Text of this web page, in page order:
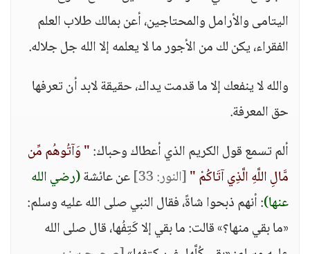
اليتامى والأرامل والمحتاجين، أعن بمالك طلاب العلم
الفقراء، يكن لك من الأجور ما لا يعلمه إلا الله جل جلاله.
والله لا ينفعك إلا ما قدمت يداك، حقيقة لابد أن تعرفها
حق المعرفة.
ألم تسمع قول الكريم الذي أعطاك وحباك:" وَآتُوهُم مِّن
مَّالِ اللَّهِ الَّذِي آتَاكُمْ "[النور: 33] عن عائشة(رضي الله
عنها): أنهم ذبحوا شاةً، فقال النبي صلى الله عليه وسلم:
«ما بقي منها؟» قالت: ما بقي إلا كَتِفُها، قال صلى الله